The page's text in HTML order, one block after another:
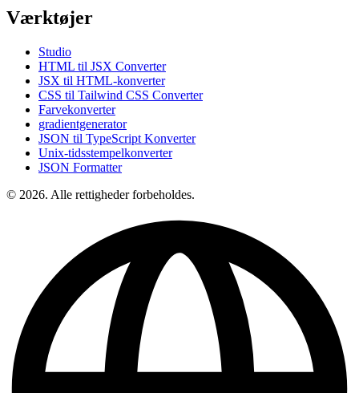
Værktøjer
Studio
HTML til JSX Converter
JSX til HTML-konverter
CSS til Tailwind CSS Converter
Farvekonverter
gradientgenerator
JSON til TypeScript Konverter
Unix-tidsstempelkonverter
JSON Formatter
© 2026. Alle rettigheder forbeholdes.